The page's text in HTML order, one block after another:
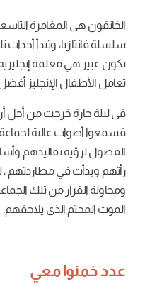
الخانقون هي المغامرة
سلسلة فانتازيا، وتبدأ أحداث
تكون عبير هي معلمة
تعامل الأطفال الإنجليز
في ليلة حارة خرجت من أجل أن
فسمعوا أصوات عالية
الفضول لرؤية تقاليدهم
رأتهم وبدأت في مطاردتهم
ومحاولة الفرار من تلك
الموت المحتم الذي يلاحقهم.
عدد خمنوا معي